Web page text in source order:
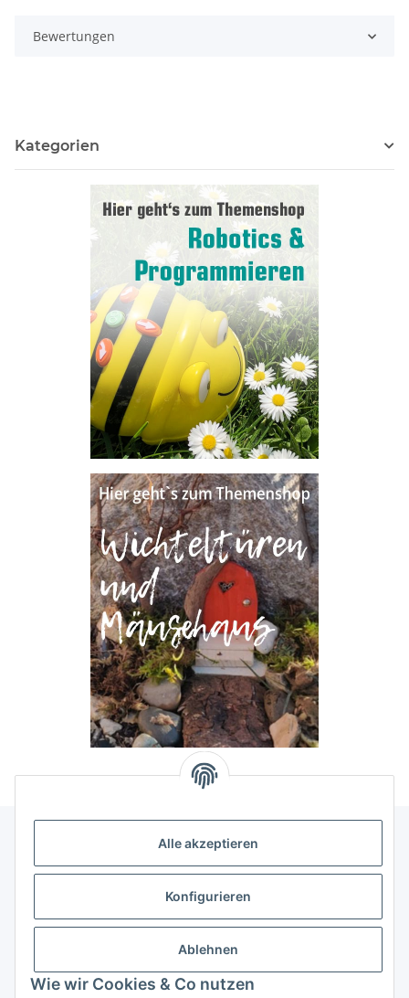
Alle akzeptieren
Konfigurieren
Ablehnen
Wie wir Cookies & Co nutzen
Bewertungen
Kategorien
Allgemeine Informationen
Rechtliche Infomationen
Service